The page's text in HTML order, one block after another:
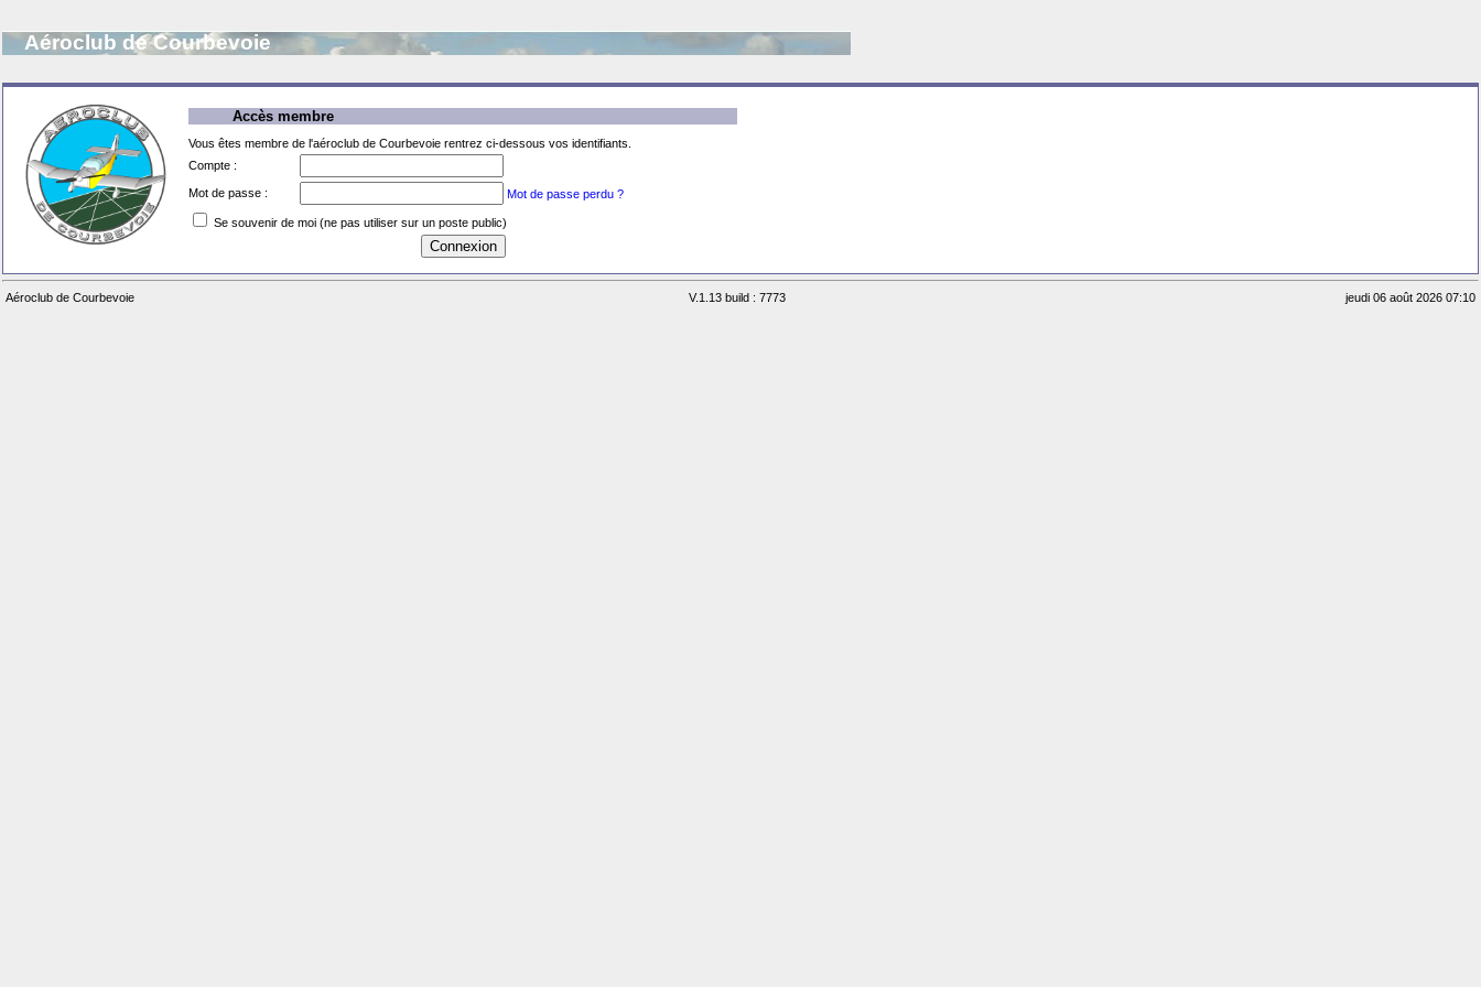
Aéroclub de Courbevoie
Accès membre
Vous êtes membre de l'aéroclub de Courbevoie rentrez ci-dessous vos identifiants.
Compte :
Mot de passe : Mot de passe perdu ?
Se souvenir de moi (ne pas utiliser sur un poste public)
Aéroclub de Courbevoie V.1.13 build : 7773 jeudi 06 août 2026 07:10